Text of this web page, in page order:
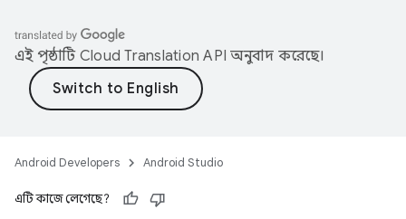
এই পৃষ্ঠাটি Cloud Translation API অনুবাদ করেছে।
Android Developers Android Studio
এটি কাজে লেগেছে?